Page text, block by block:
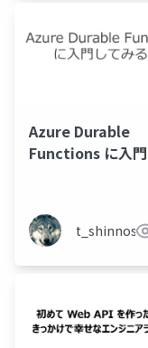
Azure Durable
Functions に入